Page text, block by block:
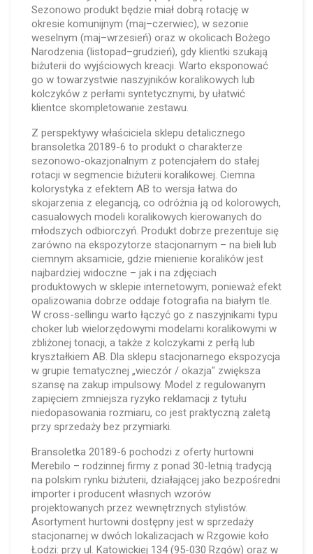
Sezonowo produkt będzie miał dobrą rotację w
okresie komunijnym (maj–czerwiec), w sezonie
weselnym (maj–wrzesień) oraz w okolicach Bożego
Narodzenia (listopad–grudzień), gdy klientki szukają
biżuterii do wyjściowych kreacji. Warto eksponować
go w towarzystwie naszyjników koralikowych lub
kolczyków z perłami syntetycznymi, by ułatwić
klientce skompletowanie zestawu.
Z perspektywy właściciela sklepu detalicznego
bransoletka 20189-6 to produkt o charakterze
sezonowo-okazjonalnym z potencjałem do stałej
rotacji w segmencie biżuterii koralikowej. Ciemna
kolorystyka z efektem AB to wersja łatwa do
skojarzenia z elegancją, co odróżnia ją od kolorowych,
casualowych modeli koralikowych kierowanych do
młodszych odbiorczyń. Produkt dobrze prezentuje się
zarówno na ekspozytorze stacjonarnym – na bieli lub
ciemnym aksamicie, gdzie mienienie koralików jest
najbardziej widoczne – jak i na zdjęciach
produktowych w sklepie internetowym, ponieważ efekt
opalizowania dobrze oddaje fotografia na białym tle.
W cross-sellingu warto łączyć go z naszyjnikami typu
choker lub wielorzędowymi modelami koralikowymi w
zbliżonej tonacji, a także z kolczykami z perłą lub
kryształkiem AB. Dla sklepu stacjonarnego ekspozycja
w grupie tematycznej „wieczór / okazja" zwiększa
szansę na zakup impulsowy. Model z regulowanym
zapięciem zmniejsza ryzyko reklamacji z tytułu
niedopasowania rozmiaru, co jest praktyczną zaletą
przy sprzedaży bez przymiarki.
Bransoletka 20189-6 pochodzi z oferty hurtowni
Merebilo – rodzinnej firmy z ponad 30-letnią tradycją
na polskim rynku biżuterii, działającej jako bezpośredni
importer i producent własnych wzorów
projektowanych przez wewnętrznych stylistów.
Asortyment hurtowni dostępny jest w sprzedaży
stacjonarnej w dwóch lokalizacjach w Rzgowie koło
Łodzi: przy ul. Katowickiej 134 (95-030 Rzgów) oraz w